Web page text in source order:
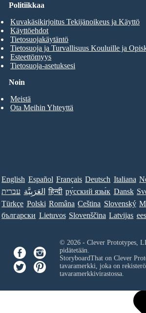
Noin
Meistä
Ota Meihin Yhteyttä
Politiikkaa
Kuvakäsikirjoitus Tekijänoikeus ja Käyttö
Käyttöehdot
Tietosuojakäytäntö
Tietosuoja ja Turvallisuus Kouluille ja
Esteettömyys
Tietosuoja-asetuksesi
English Español Français Deutsch Italiana
עברית العَرَبِيَّة हिन्दी ру́сский язы́к Dansk
Türkçe Polski Româna Ceština Slovenský
български Lietuvos Slovenščina Latvijas
© 2026 - Clever Prototypes,
pidätetään.
StoryboardThat on Clever
tavaramerkki, joka on
tavaramerkkivirastossa.